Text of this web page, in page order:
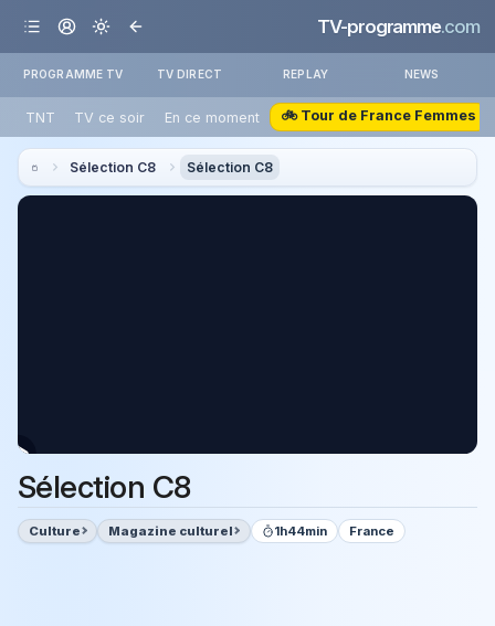
TV-programme.com
PROGRAMME TV TV DIRECT REPLAY NEWS
TNT TV ce soir En ce moment 🚲 Tour de France Femmes
Sélection C8 Sélection C8
Sélection C8
Culture Magazine culturel 1h44min France